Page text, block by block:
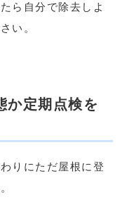
ら自分で除去しよ
い。
か定期点検を
りにただ屋根に登